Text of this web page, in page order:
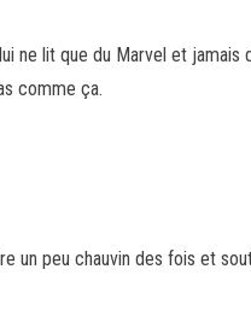
ne lit que du Marvel et
comme ça.
un peu chauvin des fois et